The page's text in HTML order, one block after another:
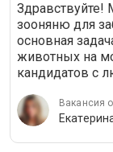
Здравствуйте!
зооняню для
основная
животных на
кандидатов с
Вакансия